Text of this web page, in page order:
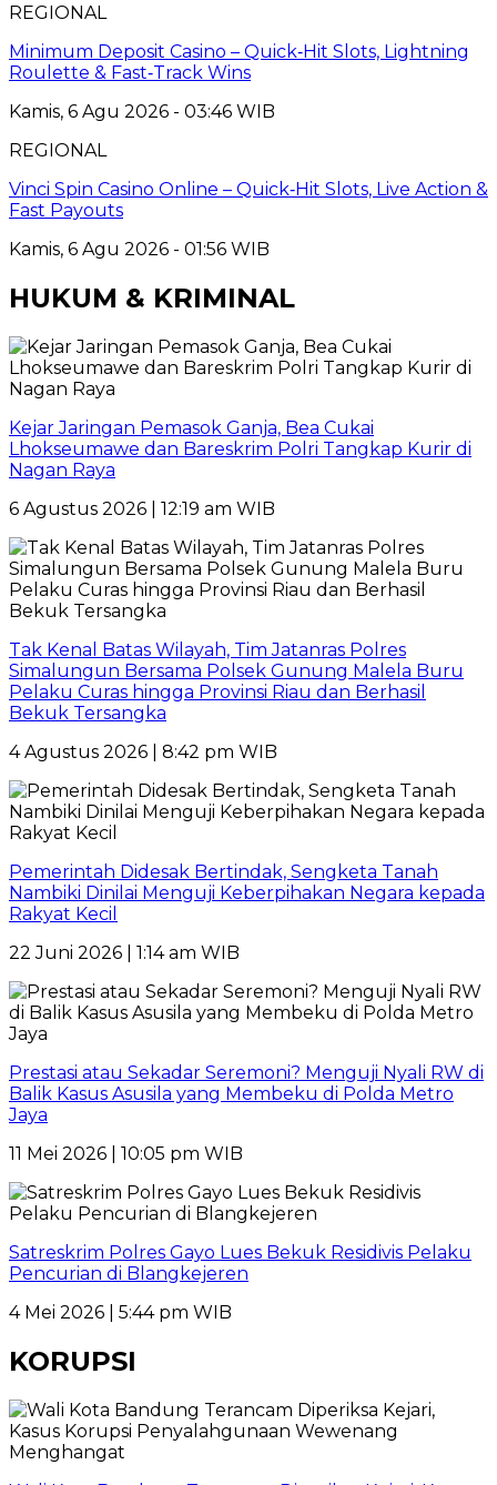
REGIONAL
Minimum Deposit Casino – Quick‑Hit Slots, Lightning
Roulette & Fast‑Track Wins
Kamis, 6 Agu 2026 - 03:46 WIB
REGIONAL
Vinci Spin Casino Online – Quick‑Hit Slots, Live Action &
Fast Payouts
Kamis, 6 Agu 2026 - 01:56 WIB
HUKUM & KRIMINAL
Kejar Jaringan Pemasok Ganja, Bea Cukai
Lhokseumawe dan Bareskrim Polri Tangkap Kurir di
Nagan Raya
6 Agustus 2026 | 12:19 am WIB
Tak Kenal Batas Wilayah, Tim Jatanras Polres
Simalungun Bersama Polsek Gunung Malela Buru
Pelaku Curas hingga Provinsi Riau dan Berhasil
Bekuk Tersangka
4 Agustus 2026 | 8:42 pm WIB
Pemerintah Didesak Bertindak, Sengketa Tanah
Nambiki Dinilai Menguji Keberpihakan Negara kepada
Rakyat Kecil
22 Juni 2026 | 1:14 am WIB
Prestasi atau Sekadar Seremoni? Menguji Nyali RW di
Balik Kasus Asusila yang Membeku di Polda Metro
Jaya
11 Mei 2026 | 10:05 pm WIB
Satreskrim Polres Gayo Lues Bekuk Residivis Pelaku
Pencurian di Blangkejeren
4 Mei 2026 | 5:44 pm WIB
KORUPSI